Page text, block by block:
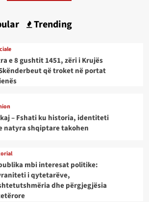
Trending
e 8 gushtit 1451, zëri i Krujës
që troket në portat
– Fshati ku historia, identiteti
natyra shqiptare takohen
mbi interesat politike:
i qytetarëve,
dhe përgjegjësia